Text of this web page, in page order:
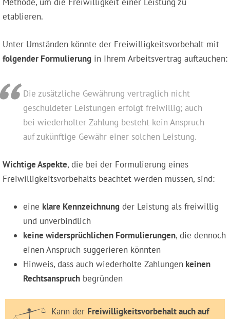
etablieren.
Unter Umständen könnte der Freiwilligkeitsvorbehalt mit
folgender Formulierung in Ihrem Arbeitsvertrag auftauchen:
Die zusätzliche Gewährung vertraglich nicht
geschuldeter Leistungen erfolgt freiwillig; auch
bei wiederholter Zahlung besteht kein Anspruch
auf zukünftige Gewähr einer solchen Leistung.
Wichtige Aspekte, die bei der Formulierung eines
Freiwilligkeitsvorbehalts beachtet werden müssen, sind:
eine klare Kennzeichnung der Leistung als freiwillig
und unverbindlich
keine widersprüchlichen Formulierungen, die dennoch
einen Anspruch suggerieren könnten
Hinweis, dass auch wiederholte Zahlungen keinen
Rechtsanspruch begründen
Kann der Freiwilligkeitsvorbehalt auch auf